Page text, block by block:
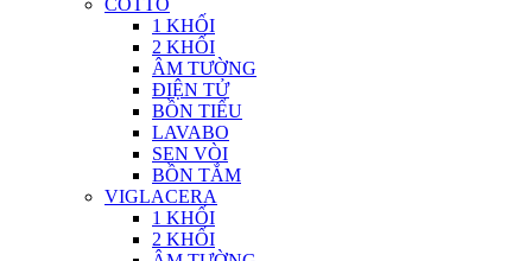
1 KHỐI
2 KHỐI
ÂM TƯỜNG
ĐIỆN TỬ
BỒN TIỂU
LAVABO
SEN VÒI
BỒN TẮM
VIGLACERA
1 KHỐI
2 KHỐI